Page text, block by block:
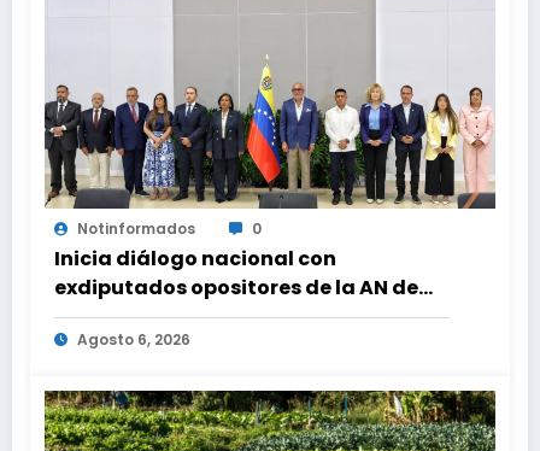
Notinformados 0
Inicia diálogo nacional con
exdiputados opositores de la AN de
2015
Agosto 6, 2026